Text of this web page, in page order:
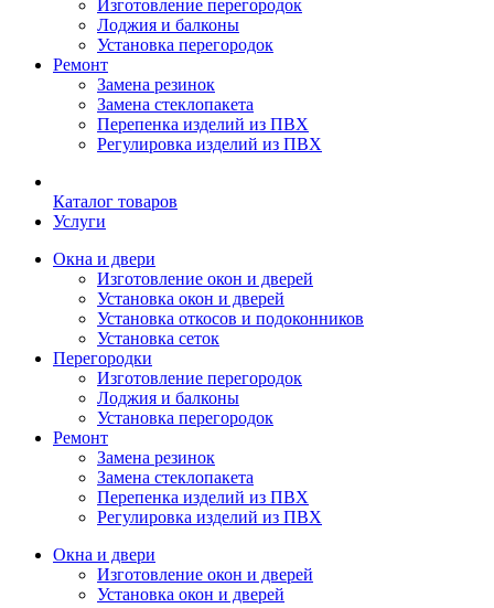
Изготовление перегородок
Лоджия и балконы
Установка перегородок
Ремонт
Замена резинок
Замена стеклопакета
Перепенка изделий из ПВХ
Регулировка изделий из ПВХ
Каталог товаров
Услуги
Окна и двери
Изготовление окон и дверей
Установка окон и дверей
Установка откосов и подоконников
Установка сеток
Перегородки
Изготовление перегородок
Лоджия и балконы
Установка перегородок
Ремонт
Замена резинок
Замена стеклопакета
Перепенка изделий из ПВХ
Регулировка изделий из ПВХ
Окна и двери
Изготовление окон и дверей
Установка окон и дверей